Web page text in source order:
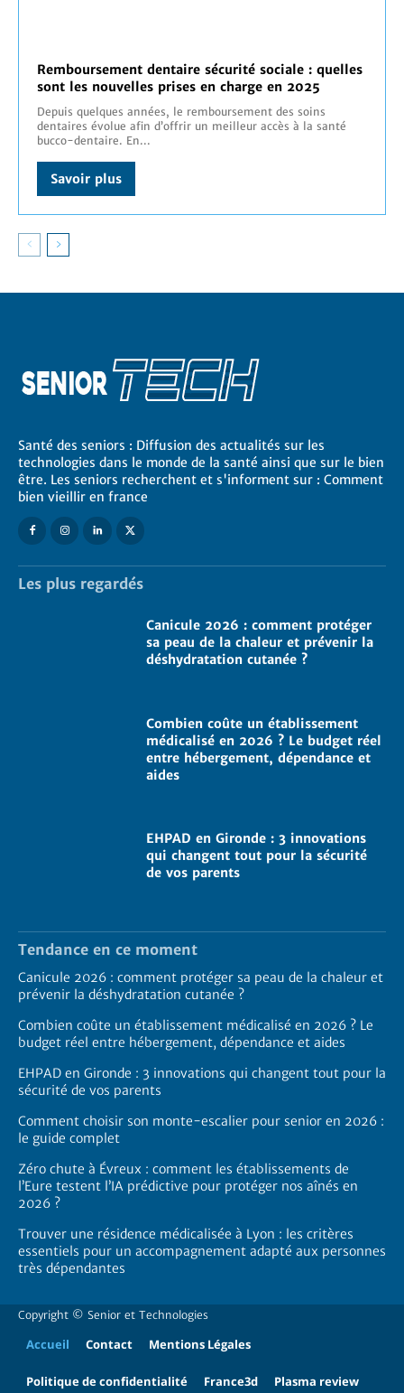
Remboursement dentaire sécurité sociale : quelles
sont les nouvelles prises en charge en 2025
Depuis quelques années, le remboursement des soins
dentaires évolue afin d’offrir un meilleur accès à la santé
bucco-dentaire. En...
Savoir plus
Santé des seniors : Diffusion des actualités sur les
technologies dans le monde de la santé ainsi que sur le bien
être. Les seniors recherchent et s'informent sur : Comment
bien vieillir en france
Les plus regardés
Canicule 2026 : comment protéger
sa peau de la chaleur et prévenir la
déshydratation cutanée ?
Combien coûte un établissement
médicalisé en 2026 ? Le budget réel
entre hébergement, dépendance et
aides
EHPAD en Gironde : 3 innovations
qui changent tout pour la sécurité
de vos parents
Tendance en ce moment
Canicule 2026 : comment protéger sa peau de la chaleur et
prévenir la déshydratation cutanée ?
Combien coûte un établissement médicalisé en 2026 ? Le
budget réel entre hébergement, dépendance et aides
EHPAD en Gironde : 3 innovations qui changent tout pour la
sécurité de vos parents
Comment choisir son monte-escalier pour senior en 2026 :
le guide complet
Zéro chute à Évreux : comment les établissements de
l’Eure testent l’IA prédictive pour protéger nos aînés en
2026 ?
Trouver une résidence médicalisée à Lyon : les critères
essentiels pour un accompagnement adapté aux personnes
très dépendantes
Copyright © Senior et Technologies
Accueil Contact Mentions Légales
Politique de confidentialité France3d Plasma review